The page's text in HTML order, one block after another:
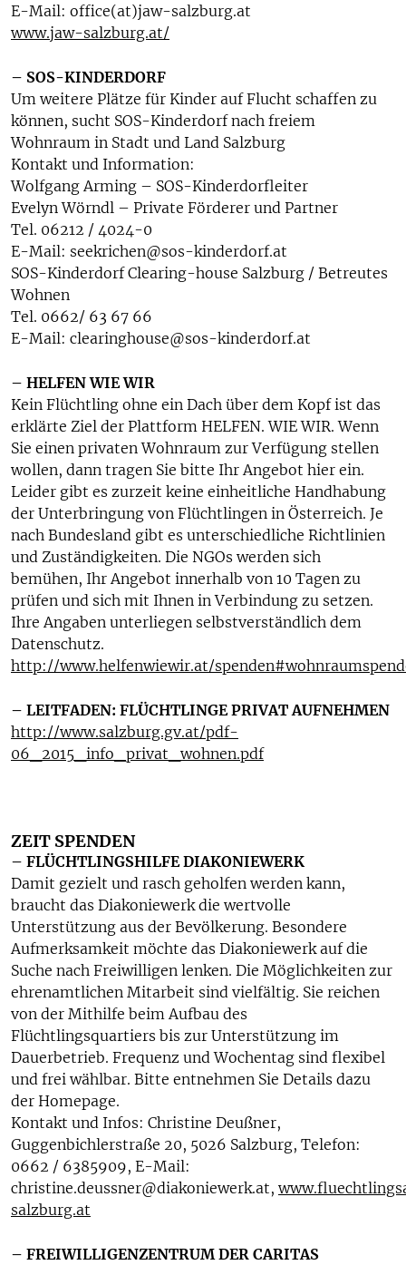
E-Mail: office(at)jaw-salzburg.at
www.jaw-salzburg.at/
– SOS-KINDERDORF
Um weitere Plätze für Kinder auf Flucht schaffen zu
können, sucht SOS-Kinderdorf nach freiem
Wohnraum in Stadt und Land Salzburg
Kontakt und Information:
Wolfgang Arming – SOS-Kinderdorfleiter
Evelyn Wörndl – Private Förderer und Partner
Tel. 06212 / 4024-0
E-Mail: seekrichen@sos-kinderdorf.at
SOS-Kinderdorf Clearing-house Salzburg / Betreutes
Wohnen
Tel. 0662/ 63 67 66
E-Mail: clearinghouse@sos-kinderdorf.at
– HELFEN WIE WIR
Kein Flüchtling ohne ein Dach über dem Kopf ist das
erklärte Ziel der Plattform HELFEN. WIE WIR. Wenn
Sie einen privaten Wohnraum zur Verfügung stellen
wollen, dann tragen Sie bitte Ihr Angebot hier ein.
Leider gibt es zurzeit keine einheitliche Handhabung
der Unterbringung von Flüchtlingen in Österreich. Je
nach Bundesland gibt es unterschiedliche Richtlinien
und Zuständigkeiten. Die NGOs werden sich
bemühen, Ihr Angebot innerhalb von 10 Tagen zu
prüfen und sich mit Ihnen in Verbindung zu setzen.
Ihre Angaben unterliegen selbstverständlich dem
Datenschutz.
http://www.helfenwiewir.at/
– LEITFADEN: FLÜCHTLINGE PRIVAT AUFNEHMEN
http://www.salzburg.gv.at/pdf-
06_2015_info_privat_wohnen.pdf
ZEIT SPENDEN
– FLÜCHTLINGSHILFE DIAKONIEWERK
Damit gezielt und rasch geholfen werden kann,
braucht das Diakoniewerk die wertvolle
Unterstützung aus der Bevölkerung. Besondere
Aufmerksamkeit möchte das Diakoniewerk auf die
Suche nach Freiwilligen lenken. Die Möglichkeiten zur
ehrenamtlichen Mitarbeit sind vielfältig. Sie reichen
von der Mithilfe beim Aufbau des
Flüchtlingsquartiers bis zur Unterstützung im
Dauerbetrieb. Frequenz und Wochentag sind flexibel
und frei wählbar. Bitte entnehmen Sie Details dazu
der Homepage.
Kontakt und Infos: Christine Deußner,
Guggenbichlerstraße 20, 5026 Salzburg, Telefon:
0662 / 6385909, E-Mail:
christine.deussner@diakoniewerk.at,
salzburg.at
– FREIWILLIGENZENTRUM DER CARITAS